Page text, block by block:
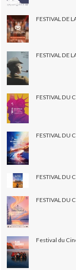
FESTIVAL DE
FESTIVAL DE
FESTIVAL DU
FESTIVAL DU
FESTIVAL DU
FESTIVAL DU
Festival du